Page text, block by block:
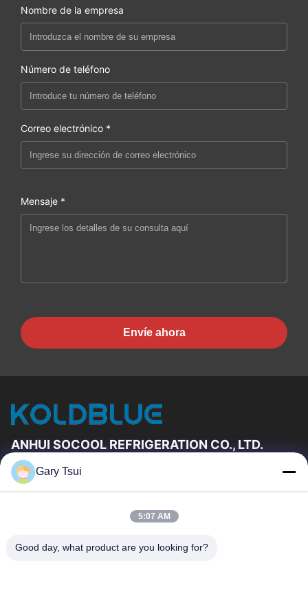
Nombre de la empresa
Número de teléfono
Correo electrónico *
Mensaje *
Envíe ahora
ANHUI SOCOOL REFRIGERATION CO., LTD.
Vínculos Rápidos
Sobre Nosotros
Viaje De La Fábrica
Control De Calidad
Gary Tsui
5:07 AM
Good day, what product are you looking for?